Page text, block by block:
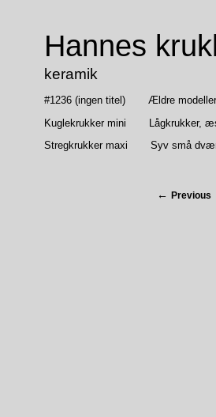
Hannes
keramik
#1236 (ingen titel) Ældre modeller
Kuglekrukker mini
Lågkrukker,
Stregkrukker maxi
Syv små
Previous